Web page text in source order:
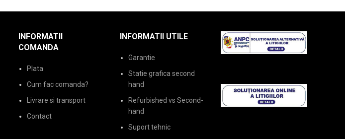
INFORMATII
COMANDA
Plata
Cum fac comanda?
Livrare si transport
Contact
INFORMATII UTILE
Garantie
Statie grafica second
hand
Refurbished vs Second-
hand
Suport tehnic